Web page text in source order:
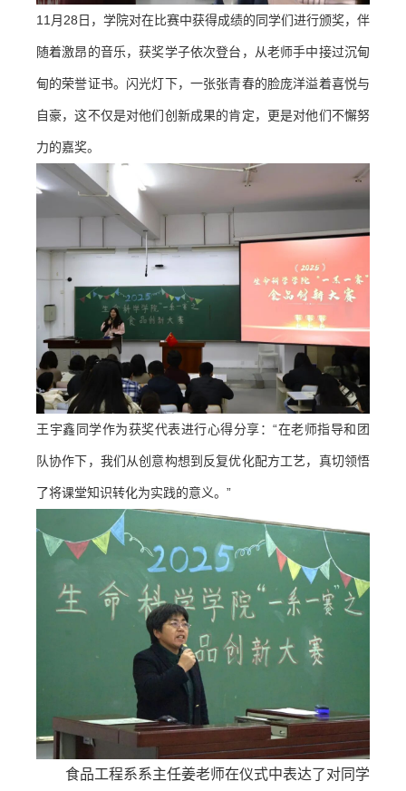
11月28日，学院对在比赛中获得成绩的同学们进行颁奖，伴
随着激昂的音乐，获奖学子依次登台，从老师手中接过沉甸
甸的荣誉证书。闪光灯下，一张张青春的脸庞洋溢着喜悦与
自豪，这不仅是对他们创新成果的肯定，更是对他们不懈努
力的嘉奖。
王宇鑫同学作为获奖代表进行心得分享：“在老师指导和团
队协作下，我们从创意构想到反复优化配方工艺，真切领悟
了将课堂知识转化为实践的意义。”
食品工程系系主任姜老师在仪式中表达了对同学